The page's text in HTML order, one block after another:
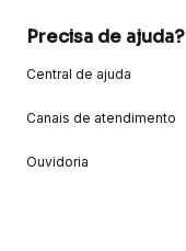
Precisa de ajuda?
Central de ajuda
Canais de atendimento
Ouvidoria